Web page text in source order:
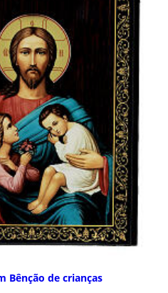
Bênção de crianças